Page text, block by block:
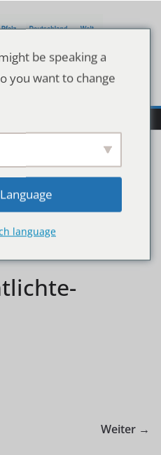
techrxivtm-
preprint-
Weiter →
be speaking a
you want to change
language